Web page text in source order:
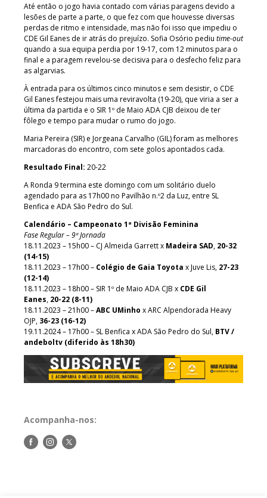
Até então o jogo havia contado com várias paragens devido a
lesões de parte a parte, o que fez com que houvesse diversas
perdas de ritmo e intensidade, mas não foi isso que impediu o
CDE Gil Eanes de ir atrás do prejuízo. Sofia Osório pediu time-out
quando a sua equipa perdia por 19-17, com 12 minutos para o
final e a paragem revelou-se decisiva para o desfecho feliz para
as algarvias.
À entrada para os últimos cinco minutos e sem desistir, o CDE
Gil Eanes festejou mais uma reviravolta (19-20), que viria a ser a
última da partida e o SIR 1º de Maio ADA CJB deixou de ter
fôlego e tempo para mudar o rumo do jogo.
Maria Pereira (SIR) e Jorgeana Carvalho (GIL) foram as melhores
marcadoras do encontro, com sete golos apontados cada.
Resultado Final: 20-22
A Ronda 9 termina este domingo com um solitário duelo
agendado para as 17h00 no Pavilhão n.º2 da Luz, entre SL
Benfica e ADA São Pedro do Sul.
Calendário – Campeonato 1ª Divisão Feminina
Fase Regular – 9ª Jornada
18.11.2023 – 15h00 – CJ Almeida Garrett x Madeira SAD, 20-32
(14-15)
18.11.2023 – 17h00 – Colégio de Gaia Toyota x Juve Lis, 27-23
(12-14)
18.11.2023 – 18h00 – SIR 1º de Maio ADA CJB x CDE Gil
Eanes, 20-22 (8-11)
18.11.2023 – 21h00 –ABC UMinho x ARC Alpendorada Heavy
OJP, 36-23 (16-12)
19.11.2024 – 17h00 – SL Benfica x ADA São Pedro do Sul, BTV /
andeboltv (diferido às 18h30)
Acompanha-nos:
Siga-Siga-Siga-